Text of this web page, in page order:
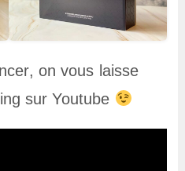
on vous laisse
sur Youtube